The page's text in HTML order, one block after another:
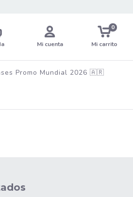
Mi cuenta Mi carrito
0
Promo Mundial 2026 🇦🇷